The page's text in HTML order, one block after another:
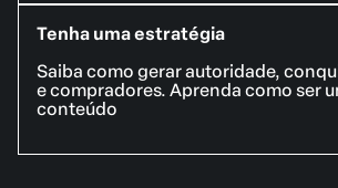
Tenha uma estratégia
Saiba como gerar autoridade,
e compradores. Aprenda como ser
conteúdo